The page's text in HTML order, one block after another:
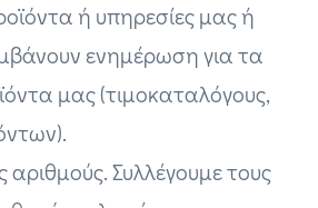
ή υπηρεσίες μας ή
ενημέρωση για τα
μας (τιμοκαταλόγους,
αριθμούς. Συλλέγουμε τους